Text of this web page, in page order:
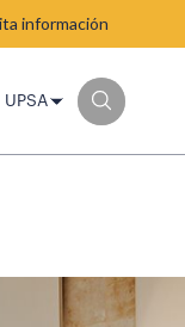
información